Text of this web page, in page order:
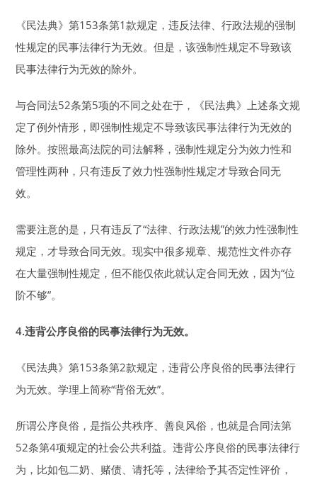
《民法典》第153条第1款规定，违反法律、行政法规的强制
性规定的民事法律行为无效。但是，该强制性规定不导致该
民事法律行为无效的除外。
与合同法52条第5项的不同之处在于，《民法典》上述条文规
定了例外情形，即强制性规定不导致该民事法律行为无效的
除外。按照最高法院的司法解释，强制性规定分为效力性和
管理性两种，只有违反了效力性强制性规定才导致合同无
效。
需要注意的是，只有违反了“法律、行政法规”的效力性强制性
规定，才导致合同无效。现实中很多规章、规范性文件亦存
在大量强制性规定，但不能仅依此就认定合同无效，因为“位
阶不够”。
4.违背公序良俗的民事法律行为无效。
《民法典》第153条第2款规定，违背公序良俗的民事法律行
为无效。学理上简称“背俗无效”。
所谓公序良俗，是指公共秩序、善良风俗，也就是合同法第
52条第4项规定的社会公共利益。违背公序良俗的民事法律行
为，比如包二奶、赌债、请托等，法律给予其否定性评价，